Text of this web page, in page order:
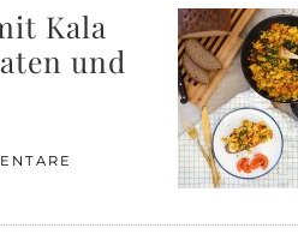
Kala
und